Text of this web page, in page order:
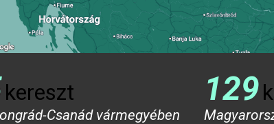
kereszt
Csanád vármegyében
129